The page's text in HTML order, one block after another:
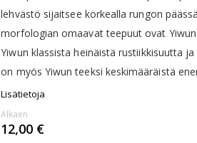
lehvästö sijaitsee korkealla rungon
morfologian omaavat teepuut ovat
Yiwun klassista heinäistä rustiikkisuutta
on myös Yiwun teeksi keskimääräistä
Lisätietoja
Alkaen
12,00 €